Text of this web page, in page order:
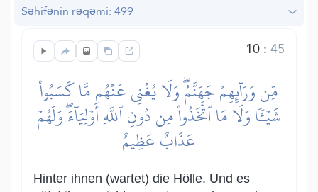
Səhifənin rəqəmi: 499
10:45
مِّن وَرَآئِهِمۡ جَهَنَّمُۖ وَلَا يُغۡنِي عَنۡهُم مَّا كَسَبُواْ
شَيۡـٔٗا وَلَا مَا ٱتَّخَذُواْ مِن دُونِ ٱللَّهِ أَوۡلِيَآءَۖ وَلَهُمۡ
عَذَابٌ عَظِيمٌ
Hinter ihnen (wartet) die Hölle. Und es